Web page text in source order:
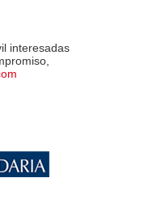
interesadas